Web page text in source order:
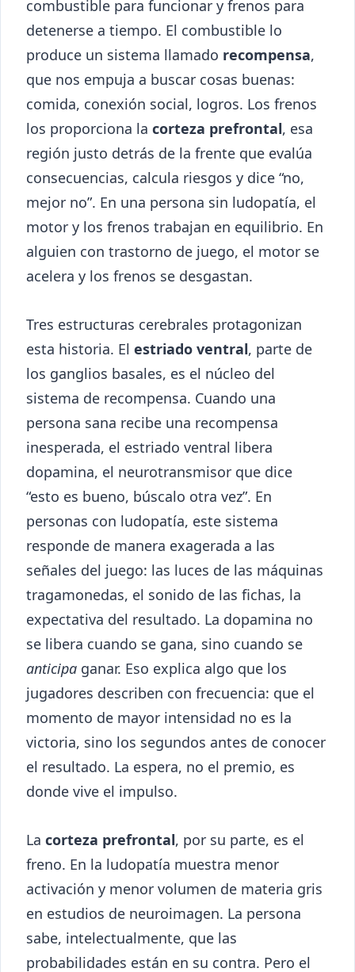
combustible para funcionar y frenos para
detenerse a tiempo. El combustible lo
produce un sistema llamado recompensa,
que nos empuja a buscar cosas buenas:
comida, conexión social, logros. Los frenos
los proporciona la corteza prefrontal, esa
región justo detrás de la frente que evalúa
consecuencias, calcula riesgos y dice “no,
mejor no”. En una persona sin ludopatía, el
motor y los frenos trabajan en equilibrio. En
alguien con trastorno de juego, el motor se
acelera y los frenos se desgastan.
Tres estructuras cerebrales protagonizan
esta historia. El estriado ventral, parte de
los ganglios basales, es el núcleo del
sistema de recompensa. Cuando una
persona sana recibe una recompensa
inesperada, el estriado ventral libera
dopamina, el neurotransmisor que dice
“esto es bueno, búscalo otra vez”. En
personas con ludopatía, este sistema
responde de manera exagerada a las
señales del juego: las luces de las máquinas
tragamonedas, el sonido de las fichas, la
expectativa del resultado. La dopamina no
se libera cuando se gana, sino cuando se
anticipa ganar. Eso explica algo que los
jugadores describen con frecuencia: que el
momento de mayor intensidad no es la
victoria, sino los segundos antes de conocer
el resultado. La espera, no el premio, es
donde vive el impulso.
La corteza prefrontal, por su parte, es el
freno. En la ludopatía muestra menor
activación y menor volumen de materia gris
en estudios de neuroimagen. La persona
sabe, intelectualmente, que las
probabilidades están en su contra. Pero el